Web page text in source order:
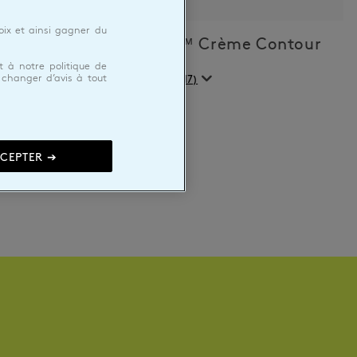
C-Tango™ Crème Contour
(117)
et ainsi gagner du
à notre politique de
d’avis à tout
➔